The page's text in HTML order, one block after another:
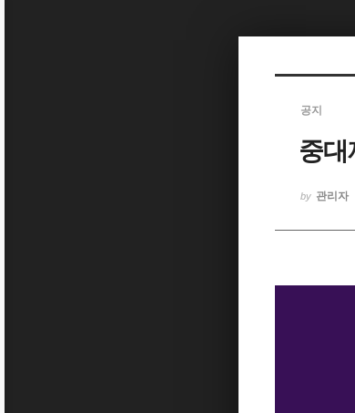
공지
중
by 관리자
Sketchbook5, 스케치북5
Sketchbook5, 스케치북5